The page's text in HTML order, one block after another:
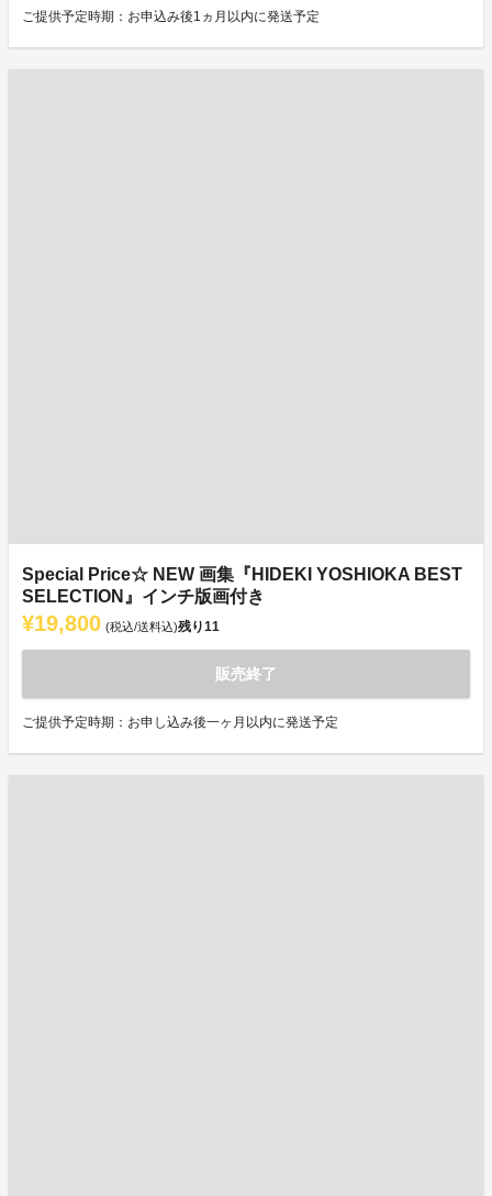
ご提供予定時期：お申込み後1ヵ月以内に発送予定
Special Price☆ NEW 画集『HIDEKI YOSHIOKA BEST
SELECTION』インチ版画付き
¥19,800 (税込/送料込)残り11
販売終了
ご提供予定時期：お申し込み後一ヶ月以内に発送予定